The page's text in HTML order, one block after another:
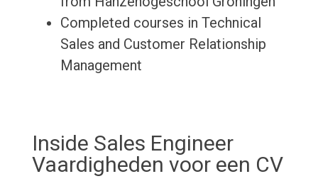
Completed courses in Technical
Sales and Customer Relationship
Management
Inside Sales Engineer
Vaardigheden voor een CV